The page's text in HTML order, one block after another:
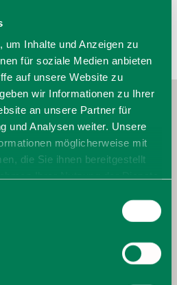
um Inhalte und Anzeigen zu
für soziale Medien anbieten
auf unsere Website zu
wir Informationen zu Ihrer
an unsere Partner für
und Analysen weiter. Unsere
möglicherweise mit
die Sie ihnen bereitgestellt
Webseite weiterhin nutzen.